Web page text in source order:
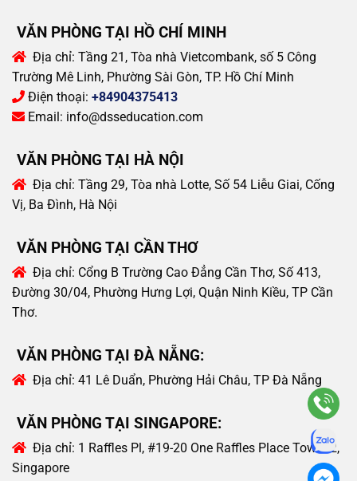
VĂN PHÒNG TẠI HỒ CHÍ MINH
Địa chỉ: Tầng 21, Tòa nhà Vietcombank, số 5 Công
Trường Mê Linh, Phường Sài Gòn, TP. Hồ Chí Minh
Điện thoại: +84904375413
Email: info@dsseducation.com
VĂN PHÒNG TẠI HÀ NỘI
Địa chỉ: Tầng 29, Tòa nhà Lotte, Số 54 Liễu Giai, Cống
Vị, Ba Đình, Hà Nội
VĂN PHÒNG TẠI CẦN THƠ
Địa chỉ: Cổng B Trường Cao Đẳng Cần Thơ, Số 413,
Đường 30/04, Phường Hưng Lợi, Quận Ninh Kiều, TP Cần
Thơ.
VĂN PHÒNG TẠI ĐÀ NẴNG:
Địa chỉ: 41 Lê Duẩn, Phường Hải Châu, TP Đà Nẵng
VĂN PHÒNG TẠI SINGAPORE:
Địa chỉ: 1 Raffles Pl, #19-20 One Raffles Place Tower 2,
Singapore